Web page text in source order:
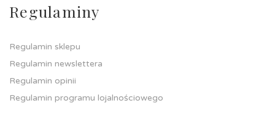
Regulaminy
Regulamin sklepu
Regulamin newslettera
Regulamin opinii
Regulamin programu lojalnościowego